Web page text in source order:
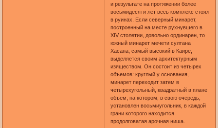
и результате на протяжении более
восьмидесяти лет весь комплекс стоял
в руинах. Если северный минарет,
построенный на месте рухнувшего в
XIV столетии, довольно ординарен, то
южный минарет мечети султана
Хасана, самый высокий в Каире,
выделяется своим архитектурным
изяществом. Он состоит из четырех
объемов: круглый у основания,
минарет переходит затем в
четырехугольный, квадратный в плане
объем, на котором, в свою очередь,
установлен восьмиугольник, в каждой
грани которого находится
продолговатая арочная ниша.